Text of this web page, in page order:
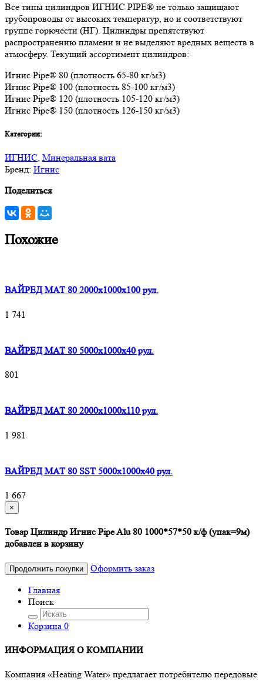
Все типы цилиндров ИГНИС PIPE® не только защищают
трубопроводы от высоких температур, но и соответствуют
группе горючести (НГ). Цилиндры препятствуют
распространению пламени и не выделяют вредных веществ в
атмосферу. Текущий ассортимент цилиндров:
Игнис Pipe® 80 (плотность 65-80 кг/м3)
Игнис Pipe® 100 (плотность 85-100 кг/м3)
Игнис Pipe® 120 (плотность 105-120 кг/м3)
Игнис Pipe® 150 (плотность 126-150 кг/м3)
Категории:
ИГНИС, Минеральная вата
Бренд: Игнис
Поделиться
Похожие
ВАЙРЕД МАТ 80 2000x1000x100 рул.
1 741
ВАЙРЕД МАТ 80 5000x1000x40 рул.
801
ВАЙРЕД МАТ 80 2000x1000x110 рул.
1 981
ВАЙРЕД МАТ 80 SST 5000x1000x40 рул.
1 667
×
Товар Цилиндр Игнис Pipe Alu 80 1000*57*50 к/ф (упак=9м)
добавлен в корзину
Продолжить покупки
Оформить заказ
Главная
Поиск
Корзина 0
ИНФОРМАЦИЯ О КОМПАНИИ
Компания «Heating Water» предлагает потребителю передовые